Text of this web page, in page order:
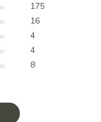
175
16
4
4
8